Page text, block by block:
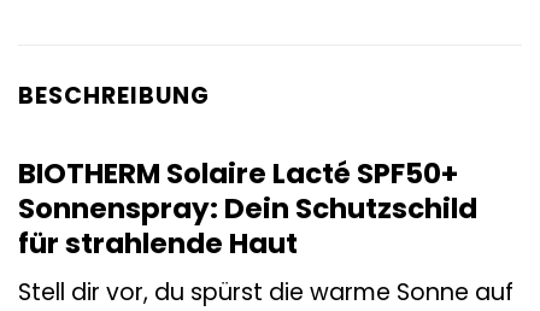
BESCHREIBUNG
BIOTHERM Solaire Lacté SPF50+
Sonnenspray: Dein Schutzschild
für strahlende Haut
Stell dir vor, du spürst die warme Sonne auf